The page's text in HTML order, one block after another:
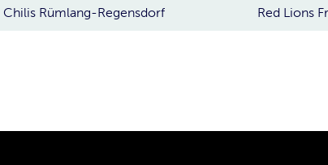
Chilis Rümlang-Regensdorf Red Lions